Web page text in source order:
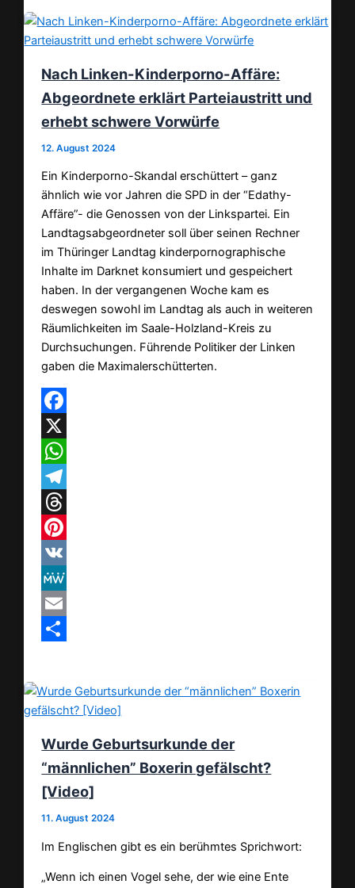
Nach Linken-Kinderporno-Affäre:
Abgeordnete erklärt Parteiaustritt und
erhebt schwere Vorwürfe
12. August 2024
Ein Kinderporno-Skandal erschüttert – ganz
ähnlich wie vor Jahren die SPD in der “Edathy-
Affäre”- die Genossen von der Linkspartei. Ein
Landtagsabgeordneter soll über seinen Rechner
im Thüringer Landtag kinderpornographische
Inhalte im Darknet konsumiert und gespeichert
haben. In der vergangenen Woche kam es
deswegen sowohl im Landtag als auch in weiteren
Räumlichkeiten im Saale-Holzland-Kreis zu
Durchsuchungen. Führende Politiker der Linken
gaben die Maximalerschütterten.
Facebook
X
WhatsApp
Telegram
Threads
Pinterest
VK
MeWe
Email
Wurde Geburtsurkunde der
“männlichen” Boxerin gefälscht?
[Video]
11. August 2024
Im Englischen gibt es ein berühmtes Sprichwort:
„Wenn ich einen Vogel sehe, der wie eine Ente